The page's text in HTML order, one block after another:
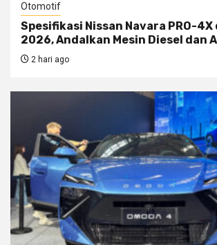
Otomotif
Spesifikasi Nissan Navara PRO-4X
2026, Andalkan Mesin Diesel dan
2 hari ago